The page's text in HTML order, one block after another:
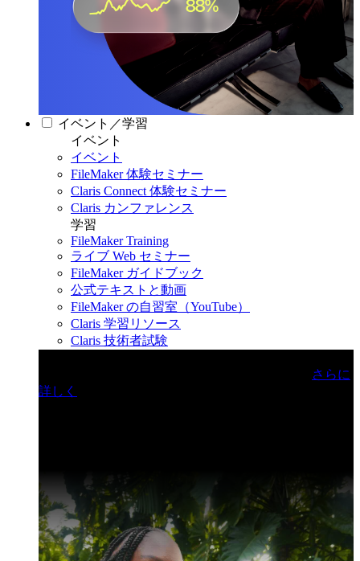
イベント／学習
イベント
イベント
FileMaker 体験セミナー
Claris Connect 体験セミナー
Claris カンファレンス
学習
FileMaker Training
ライブ Web セミナー
FileMaker ガイドブック
公式テキストと動画
FileMaker の自習室（YouTube）
Claris 学習リソース
Claris 技術者試験
さらに
詳しく